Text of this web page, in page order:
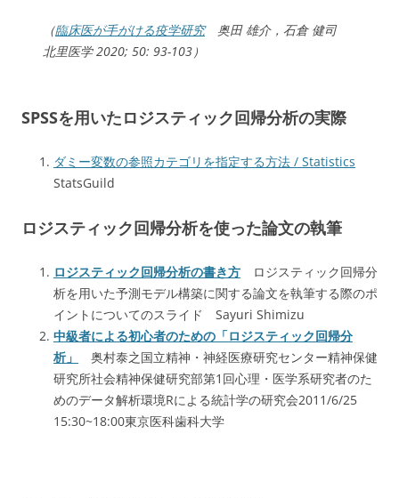
（臨床医が手がける疫学研究奥田 雄介，石倉 健司
北里医学 2020; 50: 93-103）
SPSSを用いたロジスティック回帰分析の実際
ダミー変数の参照カテゴリを指定する方法 / Statistics
StatsGuild
ロジスティック回帰分析を使った論文の執筆
ロジスティック回帰分析の書き方 ロジスティック回帰分
析を用いた予測モデル構築に関する論文を執筆する際のポ
イントについてのスライド Sayuri Shimizu
中級者による初心者のための「ロジスティック回帰分
析」
奥村泰之国立精神・神経医療研究センター精神保健
研究所社会精神保健研究部第1回心理・医学系研究者のた
めのデータ解析環境Rによる統計学の研究会2011/6/25
15:30~18:00東京医科歯科大学